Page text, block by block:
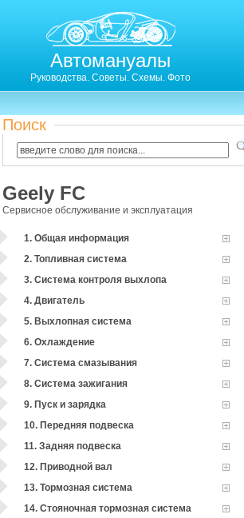
Автомануалы
Руководства. Советы. Схемы. Фото
Поиск
Geely FC
Сервисное обслуживание и эксплуатация
1. Общая информация
2. Топливная система
3. Система контроля выхлопа
4. Двигатель
5. Выхлопная система
6. Охлаждение
7. Система смазывания
8. Система зажигания
9. Пуск и зарядка
10. Передняя подвеска
11. Задняя подвеска
12. Приводной вал
13. Тормозная система
14. Стояночная тормозная система